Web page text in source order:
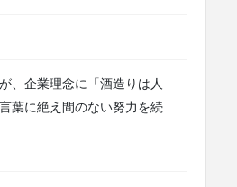
、企業理念に「酒造りは人
葉に絶え間のない努力を続